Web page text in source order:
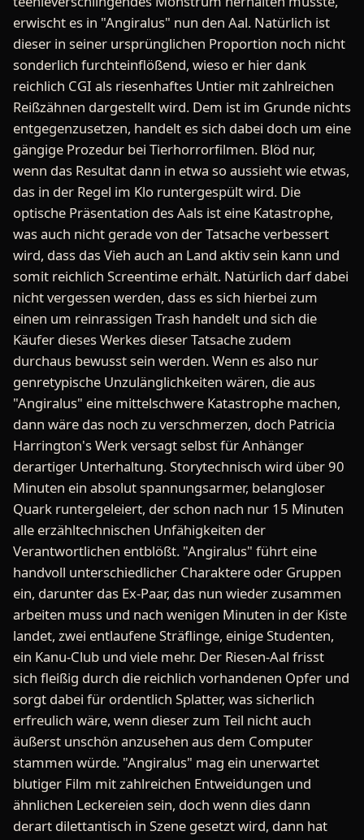
erwischt es in "Angiralus" nun den Aal. Natürlich ist
dieser in seiner ursprünglichen Proportion noch nicht
sonderlich furchteinflößend, wieso er hier dank
reichlich CGI als riesenhaftes Untier mit zahlreichen
Reißzähnen dargestellt wird. Dem ist im Grunde nichts
entgegenzusetzen, handelt es sich dabei doch um eine
gängige Prozedur bei Tierhorrorfilmen. Blöd nur,
wenn das Resultat dann in etwa so aussieht wie etwas,
das in der Regel im Klo runtergespült wird. Die
optische Präsentation des Aals ist eine Katastrophe,
was auch nicht gerade von der Tatsache verbessert
wird, dass das Vieh auch an Land aktiv sein kann und
somit reichlich Screentime erhält. Natürlich darf dabei
nicht vergessen werden, dass es sich hierbei zum
einen um reinrassigen Trash handelt und sich die
Käufer dieses Werkes dieser Tatsache zudem
durchaus bewusst sein werden. Wenn es also nur
genretypische Unzulänglichkeiten wären, die aus
"Angiralus" eine mittelschwere Katastrophe machen,
dann wäre das noch zu verschmerzen, doch Patricia
Harrington's Werk versagt selbst für Anhänger
derartiger Unterhaltung. Storytechnisch wird über 90
Minuten ein absolut spannungsarmer, belangloser
Quark runtergeleiert, der schon nach nur 15 Minuten
alle erzähltechnischen Unfähigkeiten der
Verantwortlichen entblößt. "Angiralus" führt eine
handvoll unterschiedlicher Charaktere oder Gruppen
ein, darunter das Ex-Paar, das nun wieder zusammen
arbeiten muss und nach wenigen Minuten in der Kiste
landet, zwei entlaufene Sträflinge, einige Studenten,
ein Kanu-Club und viele mehr. Der Riesen-Aal frisst
sich fleißig durch die reichlich vorhandenen Opfer und
sorgt dabei für ordentlich Splatter, was sicherlich
erfreulich wäre, wenn dieser zum Teil nicht auch
äußerst unschön anzusehen aus dem Computer
stammen würde. "Angiralus" mag ein unerwartet
blutiger Film mit zahlreichen Entweidungen und
ähnlichen Leckereien sein, doch wenn dies dann
derart dilettantisch in Szene gesetzt wird, dann hat